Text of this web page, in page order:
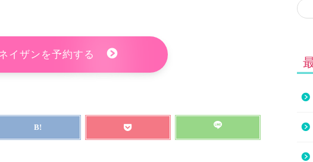
イザンを予約する